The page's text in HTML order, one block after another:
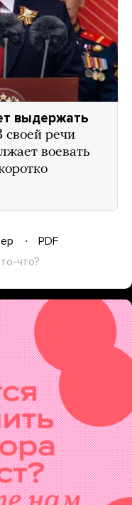
выдержать
своей речи
воевать
PDF
что?